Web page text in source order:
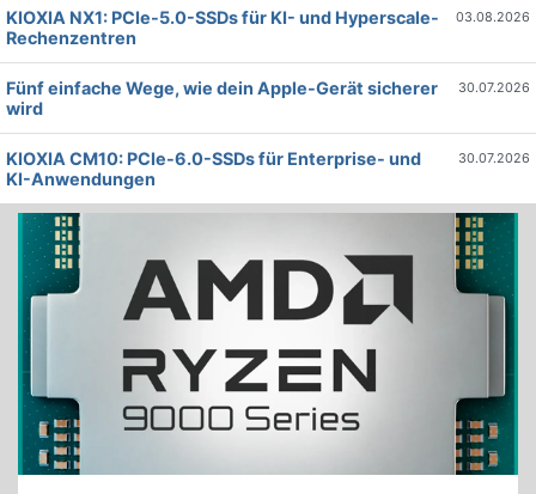
KIOXIA NX1: PCIe-5.0-SSDs für KI- und Hyperscale-
Rechenzentren
03.08.2026
Fünf einfache Wege, wie dein Apple-Gerät sicherer
wird
30.07.2026
KIOXIA CM10: PCIe-6.0-SSDs für Enterprise- und
KI-Anwendungen
30.07.2026